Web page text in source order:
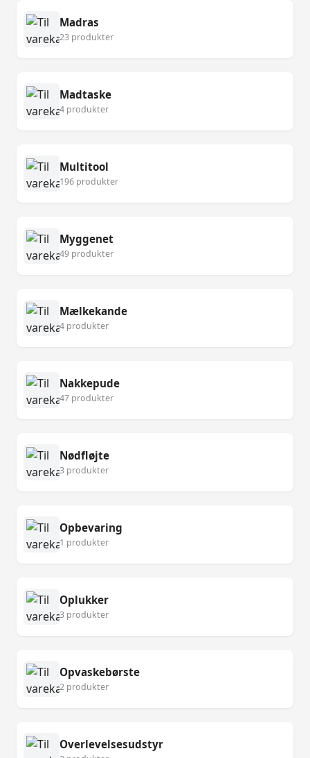
Madras
23 produkter
Madtaske
4 produkter
Multitool
196 produkter
Myggenet
49 produkter
Mælkekande
4 produkter
Nakkepude
47 produkter
Nødfløjte
3 produkter
Opbevaring
1 produkter
Oplukker
3 produkter
Opvaskebørste
2 produkter
Overlevelsesudstyr